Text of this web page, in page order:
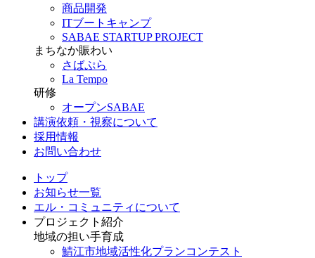
商品開発
ITブートキャンプ
SABAE STARTUP PROJECT
まちなか賑わい
さばぷら
La Tempo
研修
オープンSABAE
講演依頼・視察について
採用情報
お問い合わせ
トップ
お知らせ一覧
エル・コミュニティについて
プロジェクト紹介
地域の担い手育成
鯖江市地域活性化プランコンテスト